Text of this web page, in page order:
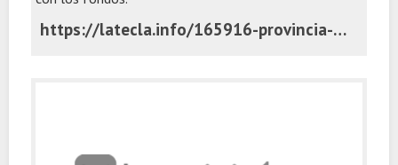
https://latecla.info/165916-provincia-dio-de-baja-a-la-fundacion-estadio-ciudad-de-la-plata-como-co-titular-del-bingo-platense